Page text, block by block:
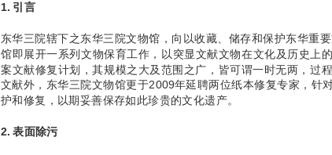
1. 引言
东华三院辖下之东华三院文物馆，向以收藏、储存和保护东华重
馆即展开一系列文物保育工作，以突显文献文物在文化及历史上
案文献修复计划，其规模之大及范围之广，皆可谓一时无两，过
文献外，东华三院文物馆更于2009年延聘两位纸本修复专家，针
护和修复，以期妥善保存如此珍贵的文化遗产。
2. 表面除污